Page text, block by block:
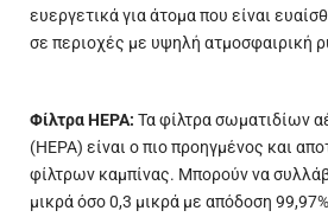
ευεργετικά για άτομα που είναι
σε περιοχές με υψηλή ατμοσφαιρική
Φίλτρα HEPA: Τα φίλτρα σωματιδίων
(HEPA) είναι ο πιο προηγμένος και
φίλτρων καμπίνας. Μπορούν να
μικρά όσο 0,3 μικρά με απόδοση